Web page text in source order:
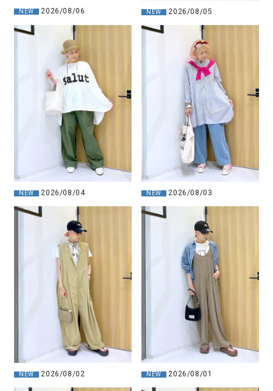
NEW 2026/08/06 NEW 2026/08/05
NEW 2026/08/04 NEW 2026/08/03
NEW 2026/08/02 NEW 2026/08/01